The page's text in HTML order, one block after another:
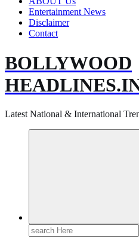
Entertainment News
Disclaimer
Contact
BOLLYWOOD
Latest National & International
Search